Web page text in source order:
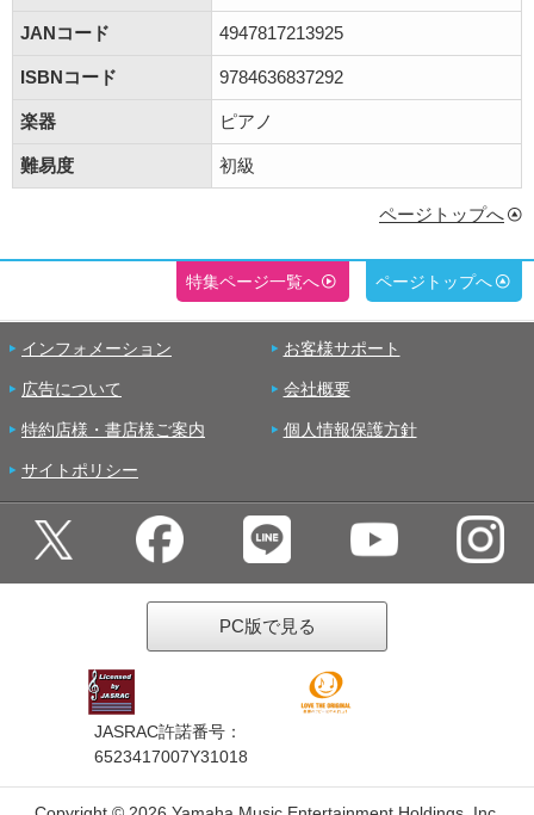
JANコード 4947817213925
ISBNコード 9784636837292
楽器 ピアノ
難易度 初級
ページトップへ
特集ページ一覧へ ページトップへ
インフォメーション お客様サポート
広告について 会社概要
特約店様・書店様ご案内 個人情報保護方針
サイトポリシー
PC版で見る
JASRAC許諾番号：
6523417007Y31018